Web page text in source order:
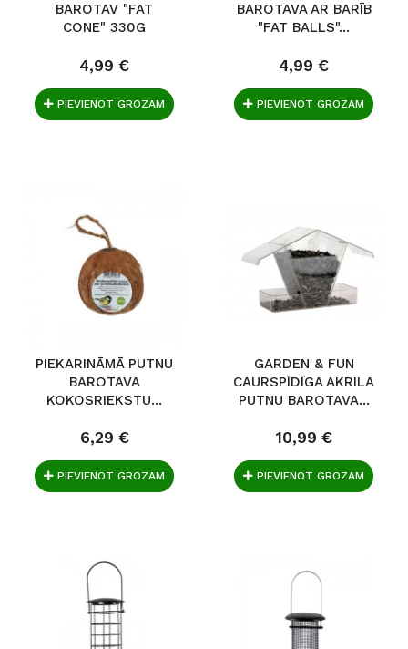
BAROTAV "FAT
CONE" 330G
4,99 €
PIEVIENOT GROZAM
BAROTAVA AR BARĪB
"FAT BALLS"...
4,99 €
PIEVIENOT GROZAM
PIEKARINĀMĀ PUTNU
BAROTAVA
KOKOSRIEKSTU...
6,29 €
PIEVIENOT GROZAM
GARDEN & FUN
CAURSPĪDĪGA AKRILA
PUTNU BAROTAVA...
10,99 €
PIEVIENOT GROZAM